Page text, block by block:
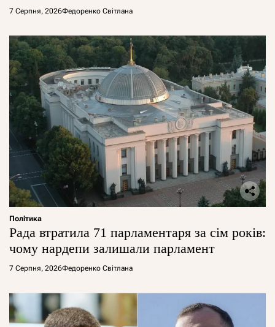
7 Серпня, 2026Федоренко Світлана
Політика
Рада втратила 71 парламентаря за сім років:
чому нардепи залишали парламент
7 Серпня, 2026Федоренко Світлана